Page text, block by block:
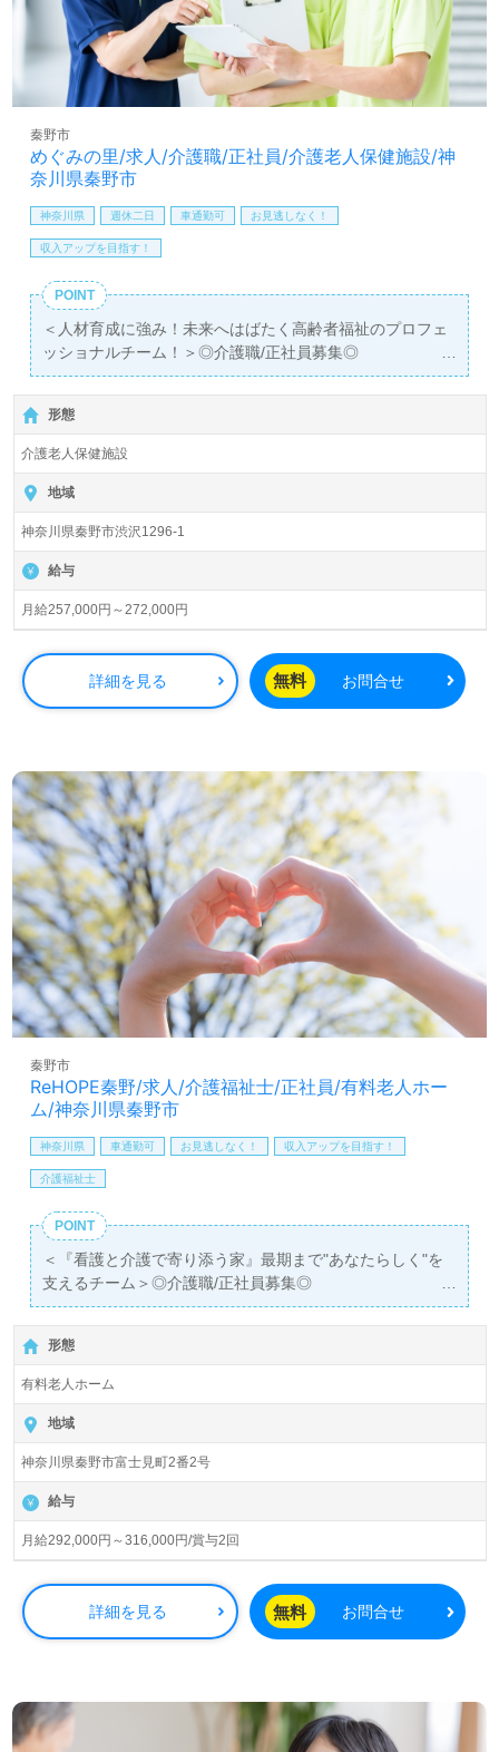
【同時募集：あなたのエリアでお探しします！】＊職種：
介護職 ＊雇用形態：正社員 ＊資格：初任者研修以上
＊募集エリア：埼玉県、千葉県、東京都、神奈川県、群馬
県、愛知県
細をご案内します。
医療/福祉業界の正社員/パート求人探しは【ウィルオブ介
護】＊求人情報収集、将来的に検討の方も遠慮なく＊
LINE、メール、お電話などご希望に応じてお問い合わせ/ご
相談可能です。転職相談、求人紹介、年収交渉など完全無
料サービスをご利用いただけます。＜非公開求人も取扱い
あり！＞"転職支援"のプロと一緒に転職活動！お問い合わ
せお待ちしております。
めぐみの里/求人/介護職/正社員/介護老人保健施設/神
奈川県秦野市
秦野市
神奈川県 週休二日 車通勤可 お見逃しなく！
収入アップを目指す！
POINT
＜人材育成に強み！未来へはばたく高齢者福祉のプロフェ
ッショナルチーム！＞◎介護職/正社員募集◎
【月給257,000円～272,000円】＊初任者研修以上有資格者
向け求人＊『渋沢駅』徒歩20分。お車通勤可能です。
入居定員148名（従来型個室/多床室）『介護老人保健施設
めぐみの里』医療法人社団 佑樹会（本部：東京都昭島市）
様の運営です。東京都、神奈川県を中心に介護老人保健施
設、通所リハビリテーション、ショートステイ、居宅介護
支援事業所を展開されています。基本理念『希望と生きが
いのある医療福祉の創造』を掲げていらっしゃる法人様で
◎幅広い年齢層の職員様が活躍中！ショートステイ、通所
リハビリテーション併設の事業所様！◎
看護助手や介護職経験のある方をお迎えします。介護老人
保健施設での勤務経験は問いません。先輩職員様からの丁
できるカルチャーもおすすめポイント！『ご利用者様のお
役に立ちたい、経験を活かしたい』『風通しの良い職場で
働きたい』『仕事を通じて成長したい、専門性を高めた
い』『転職で収入アップ、キャリアアップを実現したい』
『施設形態、環境を変えて働きたい』等の方も大歓迎で
す。募集詳細や選考フロー等、担当コンサルタントよりご
案内します。お問い合わせも遠慮なくお願いします。
医療/福祉業界の正社員/パート求人探しは【ウィルオブ介
護】＊求人情報収集、将来的に検討の方も遠慮なく＊
LINE、メール、お電話などご希望に応じてお問い合わせ/ご
相談可能です。転職相談、求人紹介、年収交渉など完全無
あり！＞"転職支援"のプロと一緒に転職活動！お問い合わ
せお待ちしております。
形態
介護老人保健施設
地域
神奈川県秦野市渋沢1296-1
給与
月給257,000円～272,000円
詳細を見る 無料 お問合せ
ReHOPE秦野/求人/介護福祉士/正社員/有料老人ホー
ム/神奈川県秦野市
秦野市
神奈川県 車通勤可 お見逃しなく！ 収入アップを目指す！
介護福祉士
POINT
＜『看護と介護で寄り添う家』最期まで"あなたらしく"を
支えるチーム＞◎介護職/正社員募集◎
【月給292,000円～316,000円/賞与2回】＊介護福祉士有資
格者向け求人＊『秦野駅』徒歩20分。お車通勤可能です。
入居定員30名（30室/全室個室）『ReHOPE秦野』CUC
HOSPICE/株式会社シーユーシー・ホスピス（本社：東京
都港区）様の運営です。北海道、東北、関東、東海、関西
エリアにホスピス型住宅施設、訪問看護事業所、訪問介護
事業所、居宅介護、重度訪問看護事業を展開されていま
す。
◎ご利用者様、ご家族様、介護職のあなたとかけがえのな
い時間。ここでしか経験できない『ありがとう』を心に咲
かせて！◎
看護助手や介護職経験のある方をお迎えします。ホスピス
型住宅『Re HOPE』シリーズは、ご自宅に近い環境で24時
様の想いを叶えたい、寄り添った介護支援を行いたい』
『働きがいを感じながら仕事をしたい』『施設形態や環境
形態
有料老人ホーム
地域
神奈川県秦野市富士見町2番2号
給与
月給292,000円～316,000円/賞与2回
詳細を見る 無料 お問合せ